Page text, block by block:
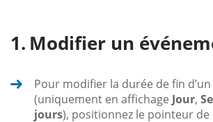
Modifier un
Pour modifier la durée de fin
(uniquement en affichage Jour,
jours), positionnez le pointeur de